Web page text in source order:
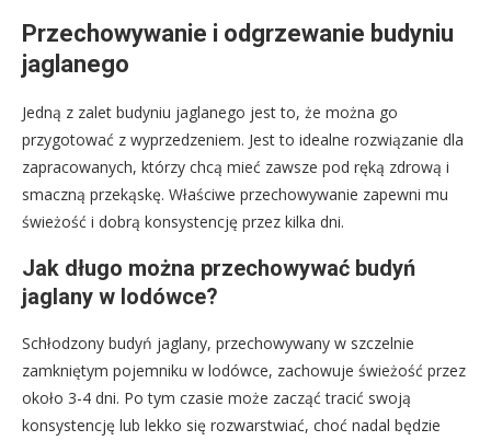
Przechowywanie i odgrzewanie budyniu
jaglanego
Jedną z zalet budyniu jaglanego jest to, że można go
przygotować z wyprzedzeniem. Jest to idealne rozwiązanie dla
zapracowanych, którzy chcą mieć zawsze pod ręką zdrową i
smaczną przekąskę. Właściwe przechowywanie zapewni mu
świeżość i dobrą konsystencję przez kilka dni.
Jak długo można przechowywać budyń
jaglany w lodówce?
Schłodzony budyń jaglany, przechowywany w szczelnie
zamkniętym pojemniku w lodówce, zachowuje świeżość przez
około 3-4 dni. Po tym czasie może zacząć tracić swoją
konsystencję lub lekko się rozwarstwiać, choć nadal będzie